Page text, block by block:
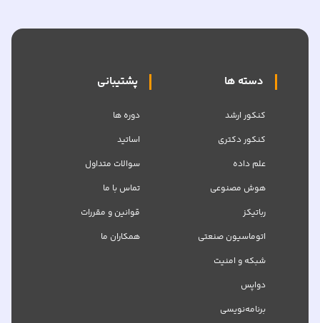
دسته ها
کنکور ارشد
کنکور دکتری
علم داده
هوش مصنوعی
رباتیکز
اتوماسیون صنعتی
شبکه‌ و امنیت
دواپس
برنامه‌نویسی
پشتیبانی
دوره ها
اساتید
سوالات متداول
تماس با ما
قوانین و مقررات
همکاران ما